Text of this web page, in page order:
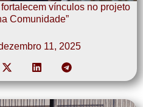
vínculos no projeto
Comunidade”
11, 2025